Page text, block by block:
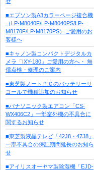
■エプソン製A3カラーページ複合機
（LP-M8040F/LP-M8040PS/LP-
M8170F/LP-M8170PS）ご愛用のお
客様へ
■キャノン製コンパクトデジタルカ
メラ「IXY-180」ご愛用の方へ・ 無
償点検・修理のご案内
■東芝製ノートＰＣのバッテリーリ
コールで機種追加のお知らせ
■パナソニック製エアコン「CS-
WX406C2」一部室外機の不具合に
関するお知らせ
■東芝製液晶テレビ「42J8・47J8」
一部不具合の保証期間延長のお知ら
せ
■アイリスオーヤマ製除湿機「EJD-